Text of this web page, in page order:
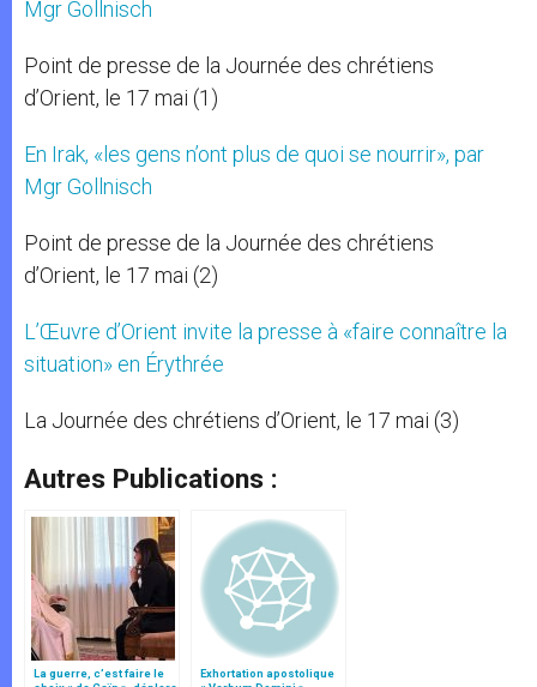
Mgr Gollnisch
Point de presse de la Journée des chrétiens
d’Orient, le 17 mai (1)
En Irak, «les gens n’ont plus de quoi se nourrir», par
Mgr Gollnisch
Point de presse de la Journée des chrétiens
d’Orient, le 17 mai (2)
L’Œuvre d’Orient invite la presse à «faire connaître la
situation» en Érythrée
La Journée des chrétiens d’Orient, le 17 mai (3)
Autres Publications :
La guerre, c’est faire le
Exhortation apostolique